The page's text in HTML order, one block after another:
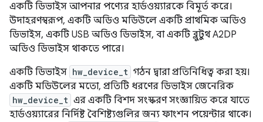
একটি ডিভাইস আপনার পণ্যের হার্ডওয়্যারকে বিমূর্ত করে।
উদাহরণস্বরূপ, একটি অডিও মডিউলে একটি প্রাথমিক অডিও
ডিভাইস, একটি USB অডিও ডিভাইস, বা একটি ব্লুটুথ A2DP
অডিও ডিভাইস থাকতে পারে।
একটি ডিভাইস hw_device_t গঠন দ্বারা প্রতিনিধিত্ব করা হয়।
একটি মডিউলের মতো, প্রতিটি ধরণের ডিভাইস জেনেরিক
hw_device_t এর একটি বিশদ সংস্করণ সংজ্ঞায়িত করে যাতে
হার্ডওয়্যারের নির্দিষ্ট বৈশিষ্ট্যগুলির জন্য ফাংশন পয়েন্টার থাকে।